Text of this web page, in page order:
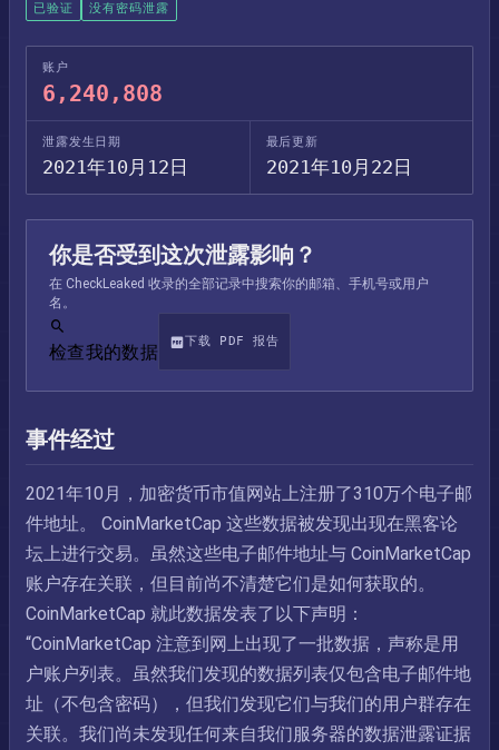
已验证 没有密码泄露
账户
6,240,808
泄露发生日期
2021年10月12日
最后更新
2021年10月22日
你是否受到这次泄露影响？
在 CheckLeaked 收录的全部记录中搜索你的邮箱、手机号或用户
名。
检查我的数据
下载 PDF 报告
事件经过
2021年10月，加密货币市值网站上注册了310万个电子邮
件地址。 CoinMarketCap 这些数据被发现出现在黑客论
坛上进行交易。虽然这些电子邮件地址与 CoinMarketCap
账户存在关联，但目前尚不清楚它们是如何获取的。
CoinMarketCap 就此数据发表了以下声明：
“CoinMarketCap 注意到网上出现了一批数据，声称是用
户账户列表。虽然我们发现的数据列表仅包含电子邮件地
址（不包含密码），但我们发现它们与我们的用户群存在
关联。我们尚未发现任何来自我们服务器的数据泄露证据